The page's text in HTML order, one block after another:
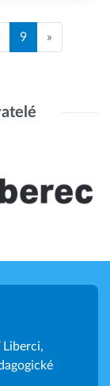
9 »
Liberci,